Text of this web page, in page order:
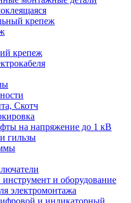
крепеж
крепеж
Скотч
на напряжение до 1 кВ
гильзы
и оборудование
электромонтажа
и индикаторный